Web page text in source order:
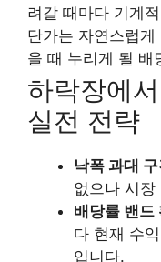
려갈 때마다 기계
단가는 자연스럽
을 때 누리게 될 배
하락장에
실전 전략
낙폭 과대
없으나 시장
배당률 밴드
다 현재 수
입니다.